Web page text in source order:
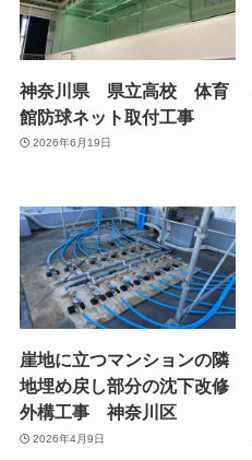
神奈川県 県立高校 体育
館防球ネット取付工事
2026年6月19日
崖地に立つマンションの隣
地埋め戻し部分の沈下改修
外構工事 神奈川区
2026年4月9日